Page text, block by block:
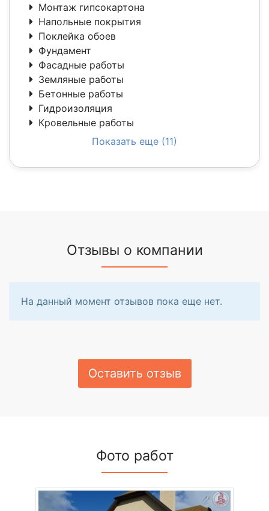
Монтаж гипсокартона
Напольные покрытия
Поклейка обоев
Фундамент
Фасадные работы
Земляные работы
Бетонные работы
Гидроизоляция
Кровельные работы
Показать еще (11)
Отзывы о компании
На данный момент отзывов пока еще нет.
Оставить отзыв
Фото работ